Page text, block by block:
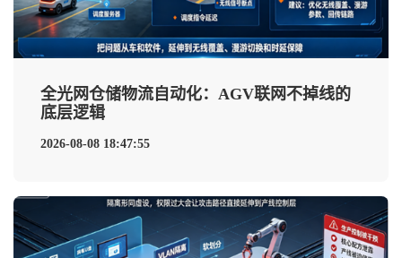
全光网仓储物流自动化：AGV联网不掉线的
底层逻辑
2026-08-08 18:47:55